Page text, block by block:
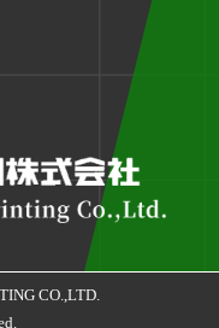
CO.,LTD.